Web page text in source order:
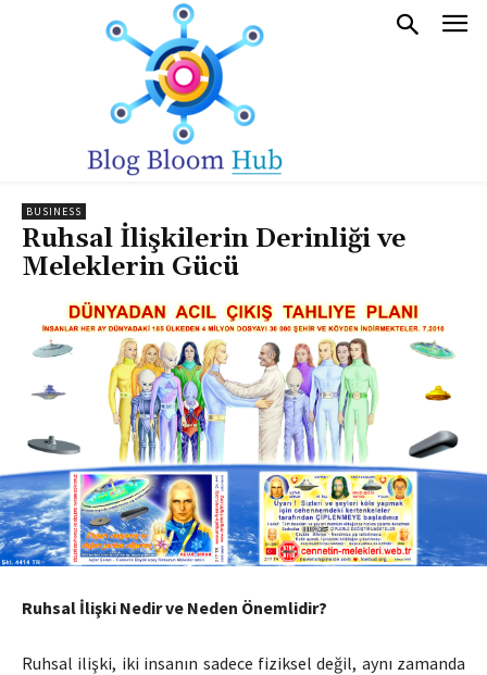
BUSINESS
Ruhsal İlişkilerin Derinliği ve
Meleklerin Gücü
Ruhsal İlişki Nedir ve Neden Önemlidir?
Ruhsal ilişki, iki insanın sadece fiziksel değil, aynı zamanda